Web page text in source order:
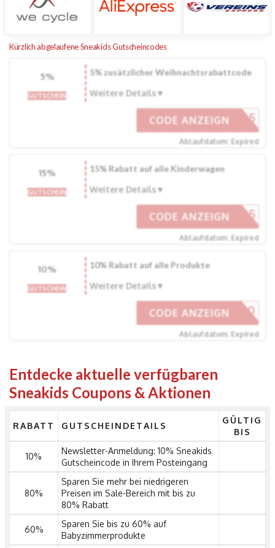
Kürzlich abgelaufene Sneakids Gutscheincodes
5%
GUTSCHEIN
5% zusätzlicher Weihnachtsrabattcode
Weitere Details
XMAS5
CODE ANZEIGN
Ablaufdatum: Expired
15%
GUTSCHEIN
15% Rabatt auf alle Kinderwagen
Weitere Details
SSETTE15
CODE ANZEIGN
Ablaufdatum: Expired
10%
GUTSCHEIN
10% Rabatt auf alle Produkte
Weitere Details
EAKIDS10
CODE ANZEIGN
Ablaufdatum: Expired
Entdecke aktuelle verfügbaren
Sneakids Coupons & Aktionen
RABATT GUTSCHEINDETAILS
GÜLTIG
BIS
10%
Newsletter-Anmeldung: 10% Sneakids
Gutscheincode in Ihrem Posteingang
80%
Sparen Sie mehr bei niedrigeren
Preisen im Sale-Bereich mit bis zu
80% Rabatt
60%
Sparen Sie bis zu 60% auf
Babyzimmerprodukte